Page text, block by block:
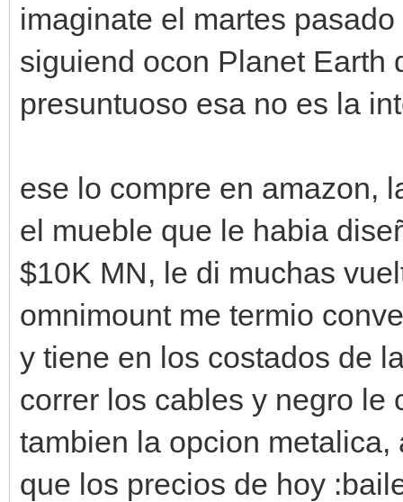
imaginate el martes
siguiend ocon Planet Earth
presuntuoso esa no es la
ese lo compre en amazon,
el mueble que le habia
$10K MN, le di muchas
omnimount me termio
y tiene en los costados de
correr los cables y negro le
tambien la opcion
que los precios de hoy